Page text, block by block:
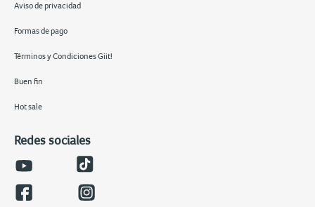
Aviso de privacidad
Formas de pago
Términos y Condiciones Giit!
Buen fin
Hot sale
Redes sociales